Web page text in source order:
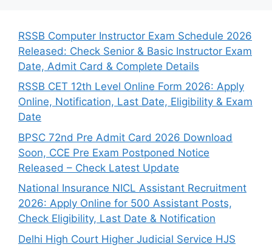
RSSB Computer Instructor Exam Schedule 2026
Released: Check Senior & Basic Instructor Exam
Date, Admit Card & Complete Details
RSSB CET 12th Level Online Form 2026: Apply
Online, Notification, Last Date, Eligibility & Exam
Date
BPSC 72nd Pre Admit Card 2026 Download
Soon, CCE Pre Exam Postponed Notice
Released – Check Latest Update
National Insurance NICL Assistant Recruitment
2026: Apply Online for 500 Assistant Posts,
Check Eligibility, Last Date & Notification
Delhi High Court Higher Judicial Service HJS